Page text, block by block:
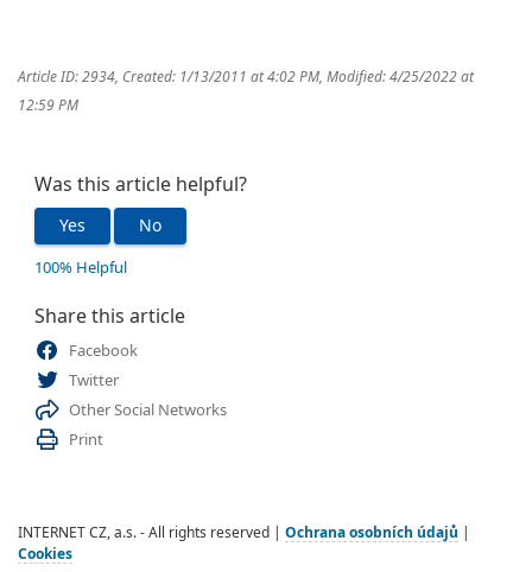
Article ID: 2934, Created: 1/13/2011 at 4:02 PM, Modified: 4/25/2022 at
12:59 PM
Was this article helpful?
Yes No
100% Helpful
Share this article
Facebook
Twitter
Other Social Networks
Print
INTERNET CZ, a.s. - All rights reserved | Ochrana osobních údajů
Cookies